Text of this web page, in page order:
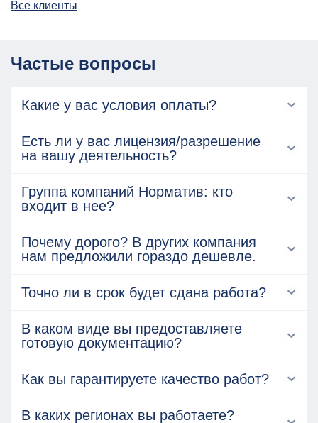
Все клиенты
Частые вопросы
Какие у вас условия оплаты?
Есть ли у вас лицензия/разрешение
на вашу деятельность?
Группа компаний Норматив: кто
входит в нее?
Почему дорого? В других компания
нам предложили гораздо дешевле.
Точно ли в срок будет сдана работа?
В каком виде вы предоставляете
готовую документацию?
Как вы гарантируете качество работ?
В каких регионах вы работаете?